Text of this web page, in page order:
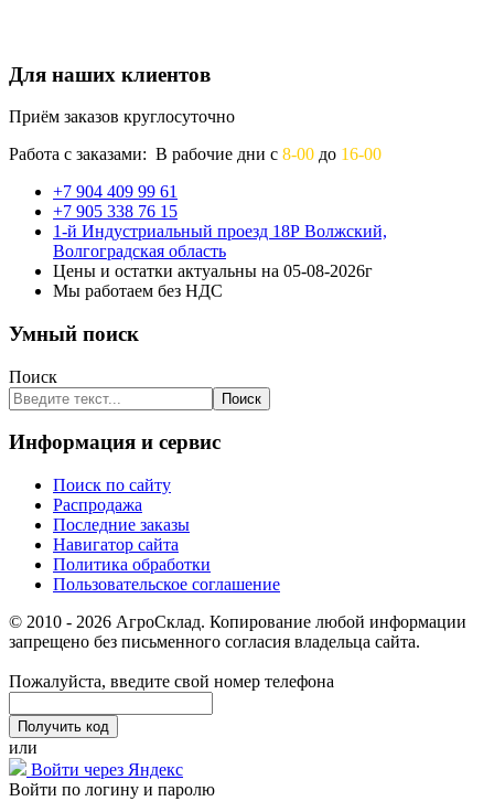
Для наших клиентов
Приём заказов круглосуточно
Работа с заказами: В рабочие дни с 8-00 до 16-00
+7 904 409 99 61
+7 905 338 76 15
1-й Индустриальный проезд 18Р Волжский,
Волгоградская область
Цены и остатки актуальны на 05-08-2026г
Мы работаем без НДС
Умный поиск
Поиск
Поиск
Информация и сервис
Поиск по сайту
Распродажа
Последние заказы
Навигатор сайта
Политика обработки
Пользовательское соглашение
© 2010 - 2026 АгроСклад. Копирование любой информации
запрещено без письменного согласия владельца сайта.
Пожалуйста, введите свой номер телефона
или
Войти через Яндекс
Войти по логину и паролю